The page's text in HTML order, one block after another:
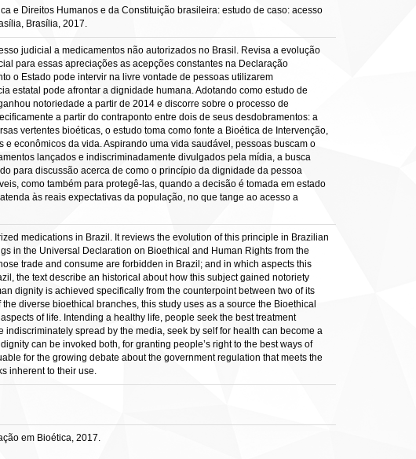
e Direitos Humanos e da Constituição brasileira: estudo de caso: acesso
Brasília, 2017.
judicial a medicamentos não autorizados no Brasil. Revisa a evolução
para essas apreciações as acepções constantes na Declaração
o Estado pode intervir na livre vontade de pessoas utilizarem
estatal pode afrontar a dignidade humana. Adotando como estudo de
notoriedade a partir de 2014 e discorre sobre o processo de
a partir do contraponto entre dois de seus desdobramentos: a
vertentes bioéticas, o estudo toma como fonte a Bioética de Intervenção,
econômicos da vida. Aspirando uma vida saudável, pessoas buscam o
lançados e indiscriminadamente divulgados pela mídia, a busca
para discussão acerca de como o princípio da dignidade da pessoa
como também para protegê-las, quando a decisão é tomada em estado
às reais expectativas da população, no que tange ao acesso a
medications in Brazil. It reviews the evolution of this principle in Brazilian
in the Universal Declaration on Bioethical and Human Rights from the
trade and consume are forbidden in Brazil; and in which aspects this
the text describe an historical about how this subject gained notoriety
dignity is achieved specifically from the counterpoint between two of its
diverse bioethical branches, this study uses as a source the Bioethical
of life. Intending a healthy life, people seek the best treatment
spread by the media, seek by self for health can become a
can be invoked both, for granting people’s right to the best ways of
for the growing debate about the government regulation that meets the
inherent to their use.
em Bioética, 2017.